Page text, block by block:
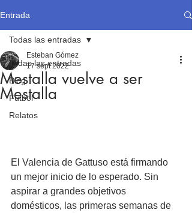
Entrada
Todas las entradas
Blog
Fútbol
Relatos
Todas las entradas
Mestalla vuelve a ser
Mestalla
Esteban Gómez
17 sept 2022
El Valencia de Gattuso está firmando
un mejor inicio de lo esperado. Sin
aspirar a grandes objetivos
domésticos, las primeras semanas de